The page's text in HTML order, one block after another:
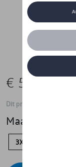
€ 54,99
Dit product is
Maat
3XL